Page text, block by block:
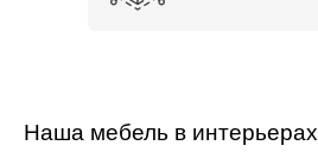
Наша мебель в интерьерах